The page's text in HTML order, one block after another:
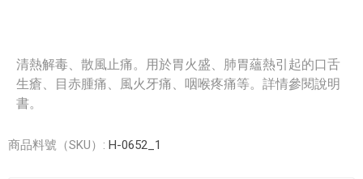
清熱解毒、散風止痛。用於胃火盛、肺胃蘊熱引起的口舌
生瘡、目赤腫痛、風火牙痛、咽喉疼痛等。詳情參閱說明
書。
商品料號（SKU）: H-0652_1